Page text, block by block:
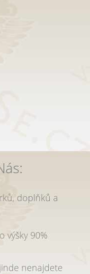
doplňků a
výšky 90%
nenajdete